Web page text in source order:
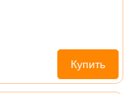
Купить